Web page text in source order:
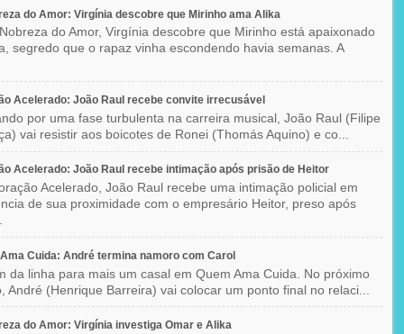
do Amor: Virgínia descobre que Mirinho ama Alika
do Amor, Virgínia descobre que Mirinho está apaixonado
segredo que o rapaz vinha escondendo havia semanas. A
Acelerado: João Raul recebe convite irrecusável
por uma fase turbulenta na carreira musical, João Raul (Filipe
vai resistir aos boicotes de Ronei (Thomás Aquino) e co...
Acelerado: João Raul recebe intimação após prisão de Heitor
Acelerado, João Raul recebe uma intimação policial em
de sua proximidade com o empresário Heitor, preso após
Cuida: André termina namoro com Carol
da linha para mais um casal em Quem Ama Cuida. No próximo
André (Henrique Barreira) vai colocar um ponto final no relaci...
do Amor: Virgínia investiga Omar e Alika